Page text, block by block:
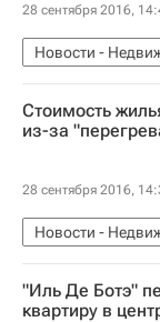
28 сентября 2016,
Новости -
Жилье
Россия
Стоимость
из-за
28 сентября 2016,
Новости -
Европа
"Иль Де Ботэ"
квартиру в